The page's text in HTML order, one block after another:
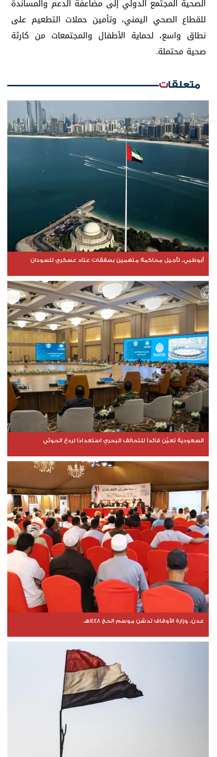
الصحية المجتمع الدولي إلى مضاعفة الدعم والمساندة
للقطاع الصحي اليمني، وتأمين حملات التطعيم على
نطاق واسع، لحماية الأطفال والمجتمعات من كارثة
صحية محتملة.
متعلقات
أبوظبي.. تأجيل محاكمة متهمين بصفقات عتاد عسكري للسودان
السعودية تعيّن قائداً للتحالف البحري استعدادًا لردع الحوثي
عدن.. وزارة الأوقاف تدشن موسم الحج 1448هـ